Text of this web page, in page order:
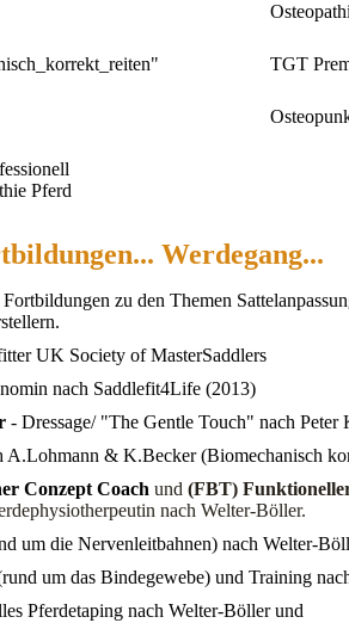
TGT
Pferd
Werdegang...
zu den Themen
UK Society of MasterSaddlers
nach Saddlefit4Life (2013)
- Dressage/ "The Gentle Touch" nach Peter
A.Lohmann & K.Becker (Biomechanisch
Conzept Coach und (FBT)
nach Welter-Böller.
um die Nervenleitbahnen) nach Welter-
um das Bindegewebe) und Training
Pferdetaping nach Welter-Böller und